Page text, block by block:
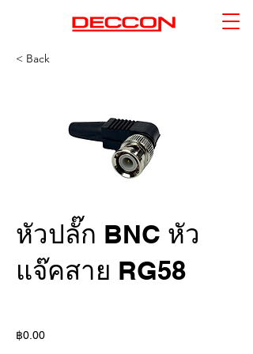
< Back
หัวปลั๊ก BNC หัว
แจ๊คสาย RG58
฿0.00